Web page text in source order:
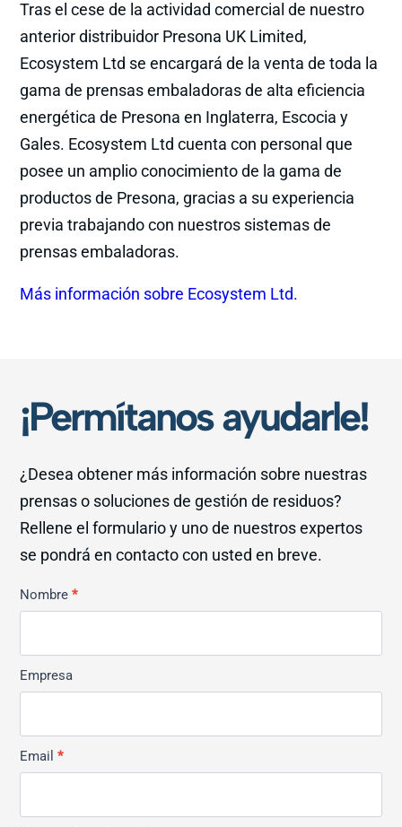
Tras el cese de la actividad comercial de nuestro
anterior distribuidor Presona UK Limited,
Ecosystem Ltd se encargará de la venta de toda la
gama de prensas embaladoras de alta eficiencia
energética de Presona en Inglaterra, Escocia y
Gales. Ecosystem Ltd cuenta con personal que
posee un amplio conocimiento de la gama de
productos de Presona, gracias a su experiencia
previa trabajando con nuestros sistemas de
prensas embaladoras.
Más información sobre Ecosystem Ltd.
¡Permítanos ayudarle!
¿Desea obtener más información sobre nuestras
prensas o soluciones de gestión de residuos?
Rellene el formulario y uno de nuestros expertos
se pondrá en contacto con usted en breve.
Kontakt
Nombre*
Empresa
Email*